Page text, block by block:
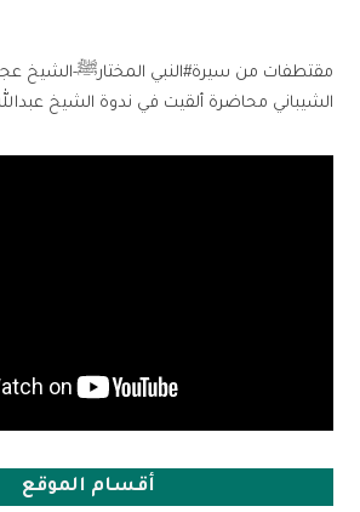
مقتطفات من سيرة#النبي المختارﷺ-الشيخ
الشيباني محاضرة ألقيت في ندوة الشيخ
أقسام الموقع